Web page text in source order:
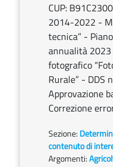
CUP:
2014-2022 -
tecnica” -
annualità 2023
fotografico
Rurale” -
Approvazione
Correzione
Sezione:
contenuto di
Argomenti: